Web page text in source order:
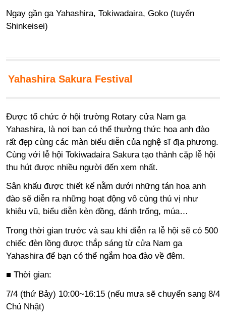
Ngay gần ga Yahashira, Tokiwadaira, Goko (tuyến
Shinkeisei)
Yahashira Sakura Festival
Được tổ chức ở hội trường Rotary cửa Nam ga
Yahashira, là nơi bạn có thể thưởng thức hoa anh đào
rất đẹp cùng các màn biểu diễn của nghệ sĩ địa phương.
Cùng với lễ hội Tokiwadaira Sakura tạo thành cặp lễ hội
thu hút được nhiều người đến xem nhất.
Sân khấu được thiết kế nằm dưới những tán hoa anh
đào sẽ diễn ra những hoạt động vô cùng thú vị như
khiêu vũ, biểu diễn kèn đồng, đánh trống, múa…
Trong thời gian trước và sau khi diễn ra lễ hội sẽ có 500
chiếc đèn lồng được thắp sáng từ cửa Nam ga
Yahashira để bạn có thể ngắm hoa đào về đêm.
■ Thời gian:
7/4 (thứ Bảy) 10:00~16:15 (nếu mưa sẽ chuyển sang 8/4
Chủ Nhật)